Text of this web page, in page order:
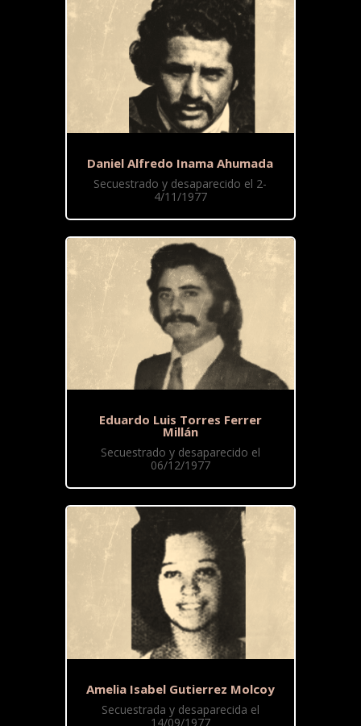
Daniel Alfredo Inama Ahumada
Secuestrado y desaparecido el 2-
4/11/1977
Eduardo Luis Torres Ferrer
Millán
Secuestrado y desaparecido el
06/12/1977
Amelia Isabel Gutierrez Molcoy
Secuestrada y desaparecida el
14/09/1977